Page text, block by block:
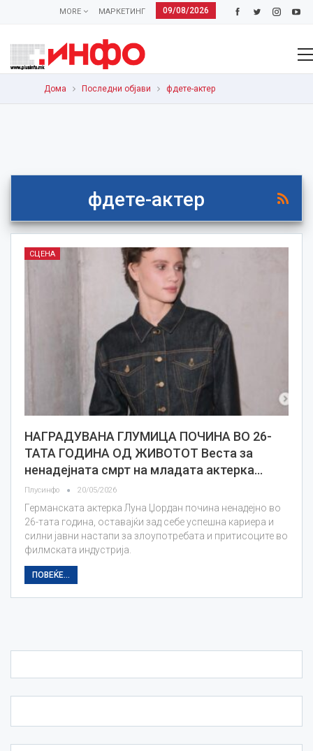
09/08/2026
МАРКЕТИНГ
MORE
Дома Последни објави фдете-актер
фдете-актер
СЦЕНА
НАГРАДУВАНА ГЛУМИЦА ПОЧИНА ВО 26-
ТАТА ГОДИНА ОД ЖИВОТОТ Веста за
ненадејната смрт на младата актерка…
Плусинфо 20/05/2026
Германската актерка Луна Џордан почина ненадејно во
26-тата година, оставајќи зад себе успешна кариера и
силни јавни настапи за злоупотребата и притисоците во
филмската индустрија.
ПОВЕЌЕ...